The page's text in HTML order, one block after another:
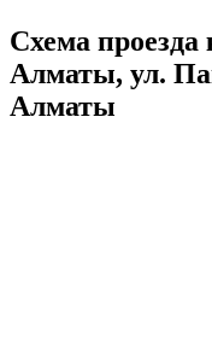
Схема проезда
Алматы, ул.
Алматы